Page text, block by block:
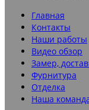
Главная
Контакты
Наши работы
Видео обзор
Замер,
Фурнитура
Отделка
Наша